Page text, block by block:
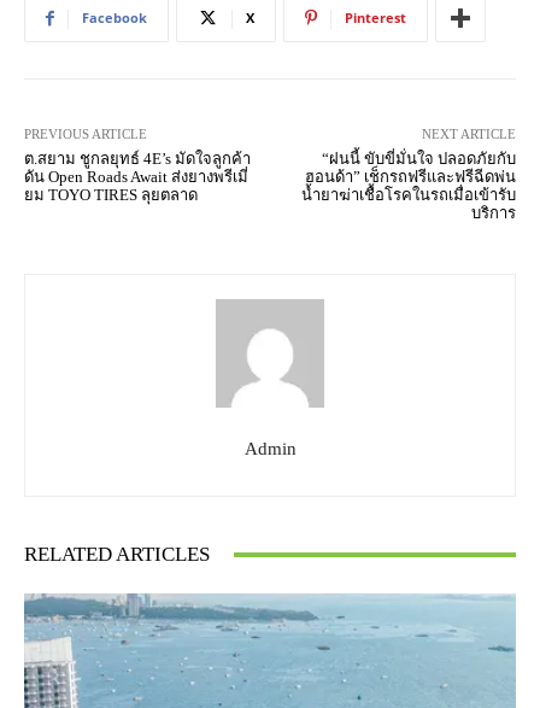
Facebook X Pinterest
PREVIOUS ARTICLE
ต.สยาม ชูกลยุทธ์ 4E’s มัดใจลูกค้า
ดัน Open Roads Await ส่งยางพรีเมี่
ยม TOYO TIRES ลุยตลาด
NEXT ARTICLE
“ฝนนี้ ขับขี่มั่นใจ ปลอดภัยกับ
ฮอนด้า” เช็กรถฟรีและฟรีฉีดพ่น
น้ำยาฆ่าเชื้อโรคในรถเมื่อเข้ารับ
บริการ
Admin
RELATED ARTICLES